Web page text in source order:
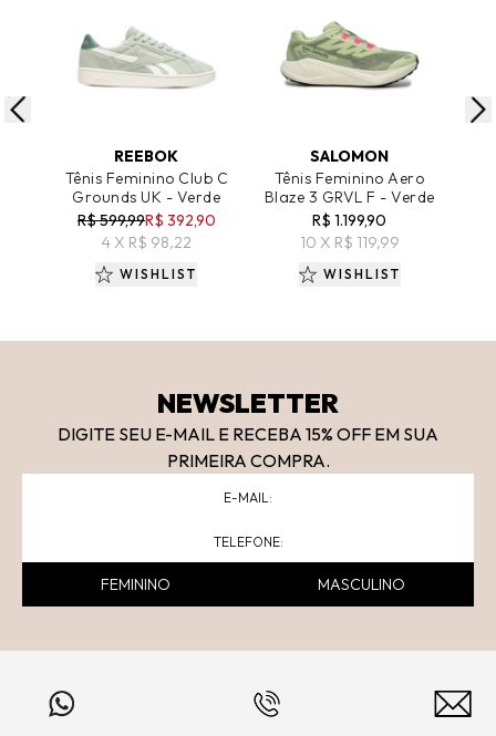
REEBOK
Tênis Feminino Club C
Grounds UK - Verde
R$ 599,99R$ 392,90
4 X R$ 98,22
WISHLIST
SALOMON
Tênis Feminino Aero
Blaze 3 GRVL F - Verde
R$ 1.199,90
10 X R$ 119,99
WISHLIST
NEWSLETTER
DIGITE SEU E-MAIL E RECEBA 15% OFF EM SUA
PRIMEIRA COMPRA.
FEMININO MASCULINO